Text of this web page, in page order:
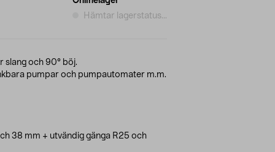
Hämtar lagerstatus...
slang och 90° böj.
pumpar och pumpautomater m.m.
38 mm + utvändig gänga R25 och